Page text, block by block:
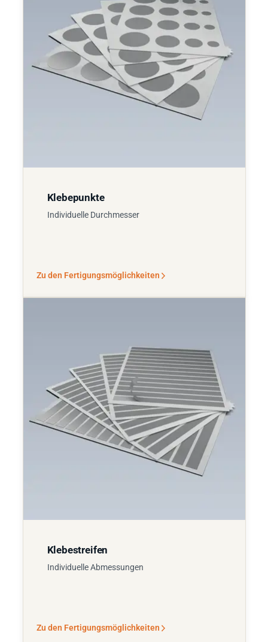
Klebepunkte
Individuelle Durchmesser
Zu den Fertigungsmöglichkeiten
Klebestreifen
Individuelle Abmessungen
Zu den Fertigungsmöglichkeiten